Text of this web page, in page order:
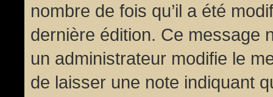
nombre de fois qu’il a été
dernière édition. Ce message
un administrateur modifie le
de laisser une note indiquant